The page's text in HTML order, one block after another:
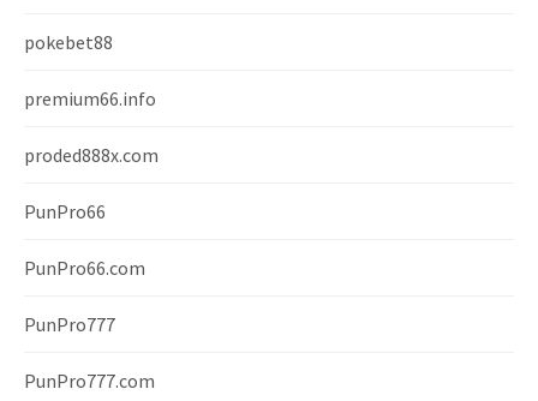
pokebet88
premium66.info
proded888x.com
PunPro66
PunPro66.com
PunPro777
PunPro777.com